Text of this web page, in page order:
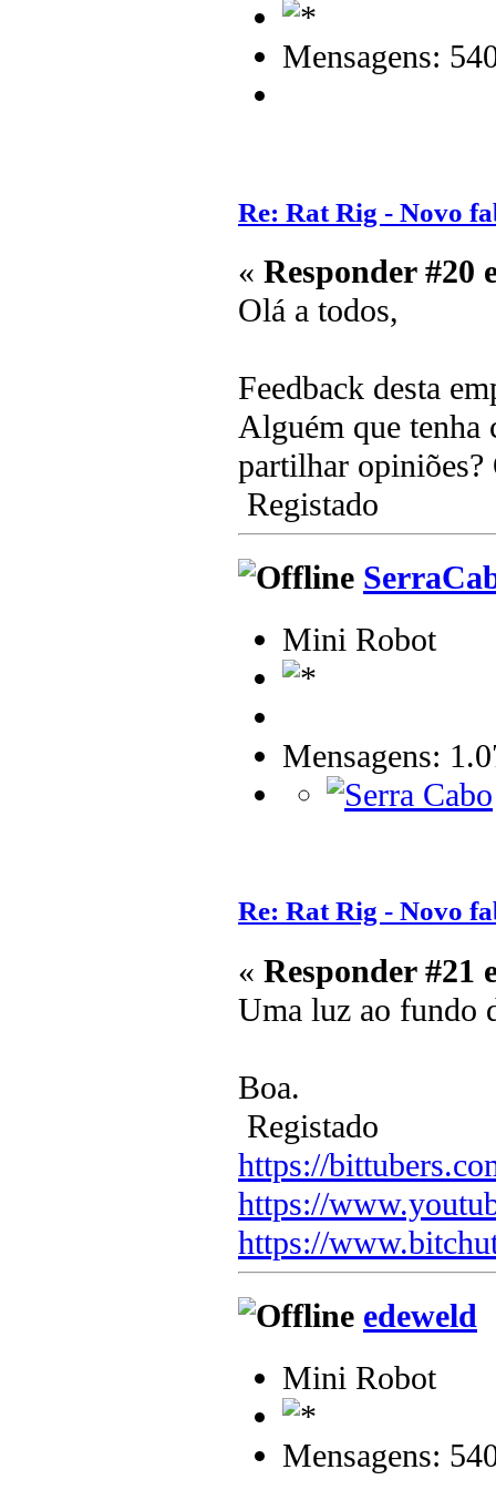
Mensagens:
Re: Rat Rig - Novo
« Responder #20
Olá a todos,
Feedback desta
Alguém que tenha
partilhar opiniões?
Registado
Mini Robot
Mensagens:
Re: Rat Rig - Novo
« Responder #21
Uma luz ao fundo
Boa.
Registado
https://
https://
https://
edeweld
Mini Robot
Mensagens: